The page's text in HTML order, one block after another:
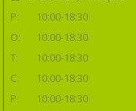
P:
10:00-18:30
O:
10:00-18:30
T:
10:00-18:30
C:
10:00-18:30
P:
10:00-18:30